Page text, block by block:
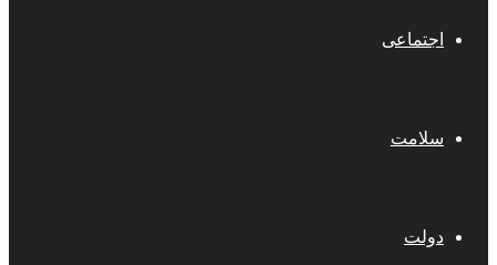
اجتماعی
سلامت
دولت